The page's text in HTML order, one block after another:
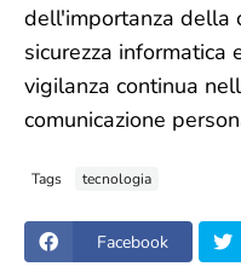
dell'importanza della
sicurezza informatica
vigilanza continua
comunicazione
Tags tecnologia
Facebook